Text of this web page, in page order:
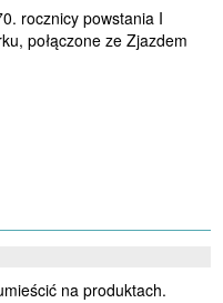
rocznicy powstania I
połączone ze Zjazdem
na produktach.